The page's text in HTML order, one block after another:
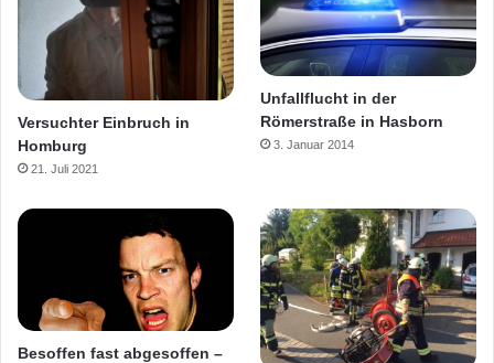
Versuchter Einbruch in
Homburg
21. Juli 2021
Unfallflucht in der
Römerstraße in Hasborn
3. Januar 2014
Besoffen fast abgesoffen –